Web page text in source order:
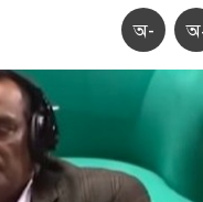
অ-